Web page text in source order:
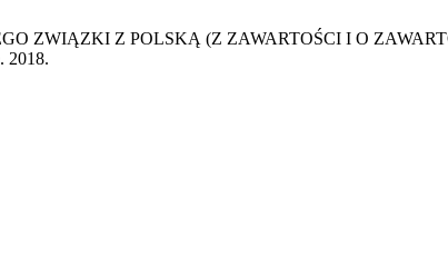
ZWIĄZKI Z POLSKĄ (Z ZAWARTOŚCI I O
2018.